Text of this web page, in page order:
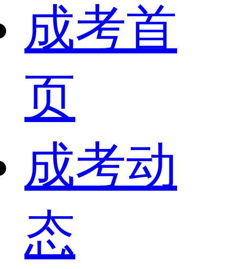
成考首
页
成考动
态